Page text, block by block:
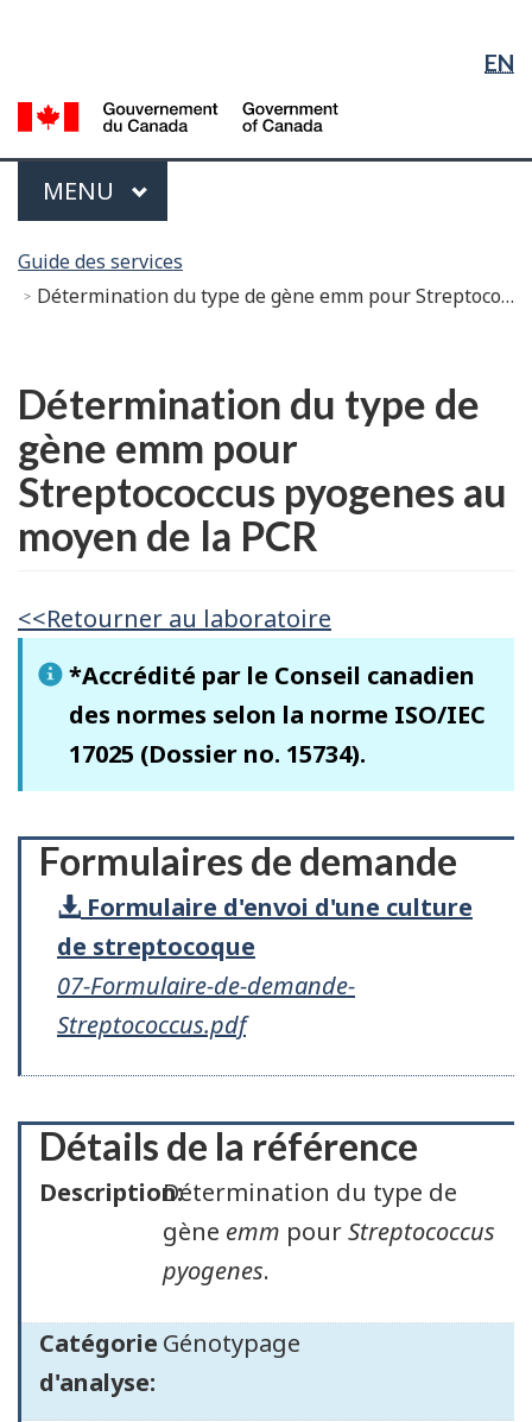
principal
propos
du
gouvernement »
version
HTML
simplifiée
la
langue
EN
Menu
PRINCIPAL
MENU
êtes
ici :
Guide des services
Détermination du type de gène emm pour Streptococcus pyogenes au moyen de la PCR
Détermination du type de
gène emm pour
Streptococcus pyogenes au
moyen de la PCR
<<Retourner au laboratoire
*Accrédité par le Conseil canadien
des normes selon la norme ISO/IEC
17025 (Dossier no. 15734).
Formulaires de demande
Formulaire d'envoi d'une culture
de streptocoque
07-Formulaire-de-demande-
Streptococcus.pdf
Détails de la référence
Description:Détermination du type de
gène emm pourStreptococcus
pyogenes.
Catégorie
d'analyse:
Génotypage